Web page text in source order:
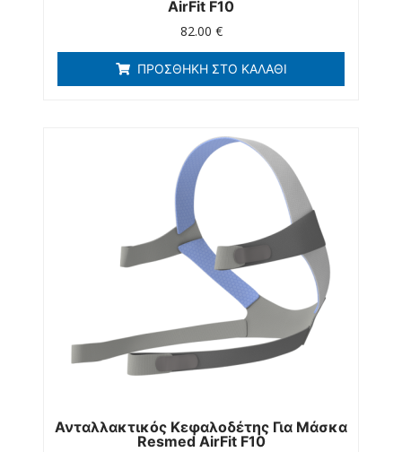
AirFit F10
82.00 €
ΠΡΟΣΘΉΚΗ ΣΤΟ ΚΑΛΆΘΙ
Ανταλλακτικός Κεφαλοδέτης Για Μάσκα
Resmed AirFit F10